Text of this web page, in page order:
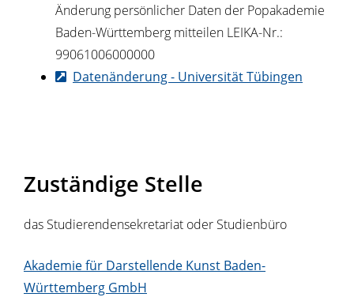
Änderung persönlicher Daten der Popakademie
Baden-Württemberg mitteilen LEIKA-Nr.:
99061006000000
Datenänderung - Universität Tübingen
Zuständige Stelle
das Studierendensekretariat oder Studienbüro
Akademie für Darstellende Kunst Baden-
Württemberg GmbH